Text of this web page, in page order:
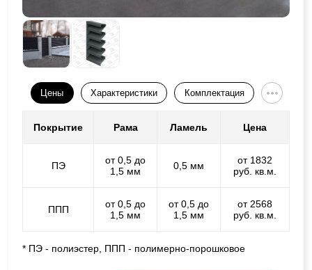
Цены Характеристики Комплектация
Покрытие Рама Ламель Цена
ПЭ
от 0,5 до
1,5 мм
0,5 мм
от 1832
руб. кв.м.
ППП
от 0,5 до
1,5 мм
от 0,5 до
1,5 мм
от 2568
руб. кв.м.
* ПЭ - полиэстер, ППП - полимерно-порошковое